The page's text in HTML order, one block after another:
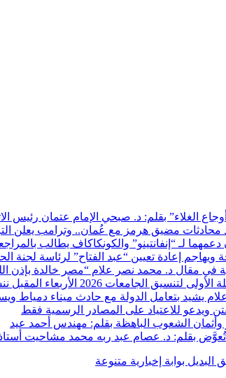
الغلاء” بقلم: د. صبحي الإمام عتمان رئيس
محادثات مضيق هرمز مع عُمان.. وترامب يعلن
لـ “إنفانتينو” والكونكاكاف يطالب
ويهاجم إعادة تعيين “عبد الفتاح” لرئاسة لجنة
في مقال د. محمد نصر علام “مصر خالدة بإذن
للشعبتين العلمية والأدبية ومؤشرات قبول الكليات لعام 2025
يشيد بتعامل الدولة مع حادث ميناء دمياط
ويدعو للاعتياد على المصادر الرسمية فقط
الشعوب الباهظة بقلم: مهندس أحمد عيد
بقلم: د. عصام عبد ربه محمد مشاحيت أستاذ
البديل بوابة إخبارية متنوعة